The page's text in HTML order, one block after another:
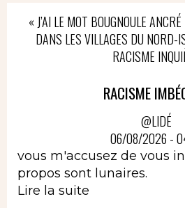
« J’AI LE MOT BOUGNOULE
DANS LES VILLAGES DU NORD-
RACISME
RACISME
@LIDÉ
06/08/2026 -
vous m'accusez de vous
propos sont lunaires.
Lire la suite